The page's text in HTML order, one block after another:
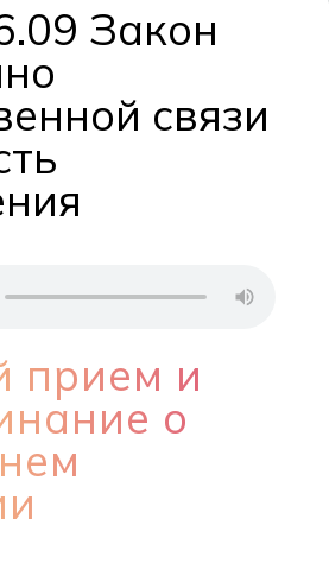
Закон
связи
прием и
о